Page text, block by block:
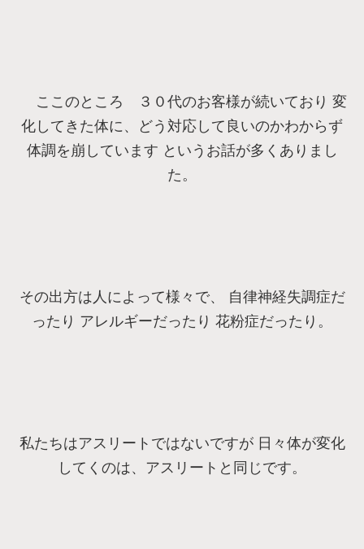
ここのところ ３０代のお客様が続いており 変
化してきた体に、どう対応して良いのかわからず
体調を崩しています というお話が多くありまし
た。
その出方は人によって様々で、 自律神経失調症だ
ったり アレルギーだったり 花粉症だったり。
私たちはアスリートではないですが 日々体が変化
してくのは、アスリートと同じです。